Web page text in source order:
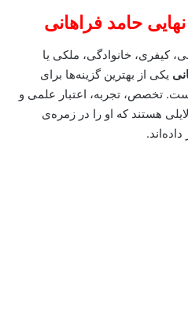
حامد فراهانی
کیفری، خانوادگی، ملکی یا
یکی از بهترین گزینه‌ها برای
تخصص، تجربه، اعتبار علمی و
هستند که او را در زمره‌ی